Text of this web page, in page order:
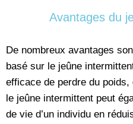
Avantages du
De nombreux avantages
basé sur le jeûne
efficace de perdre du
le jeûne intermittent peut
de vie d’un individu en